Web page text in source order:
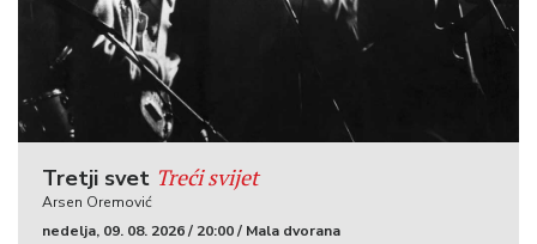
Tretji svet Treći svijet
Arsen Oremović
nedelja, 09. 08. 2026 / 20:00 / Mala dvorana